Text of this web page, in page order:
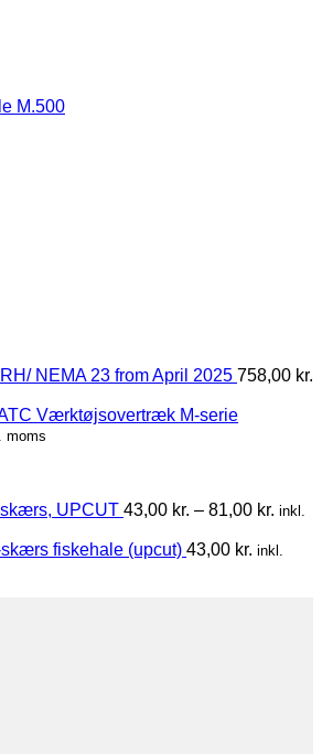
M.500
NEMA 23 from April 2025 758,00 kr.
Værktøjsovertræk M-serie
moms
UPCUT 43,00 kr. – 81,00 kr. inkl.
fiskehale (upcut) 43,00 kr. inkl.